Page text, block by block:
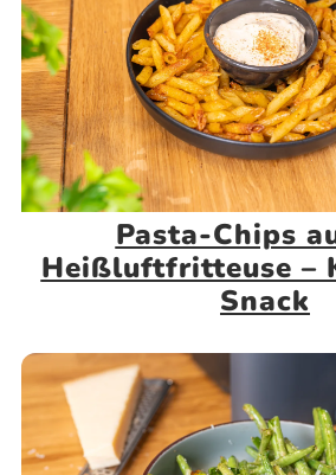
Pasta-Chips
Heißluftfritteuse –
Snack